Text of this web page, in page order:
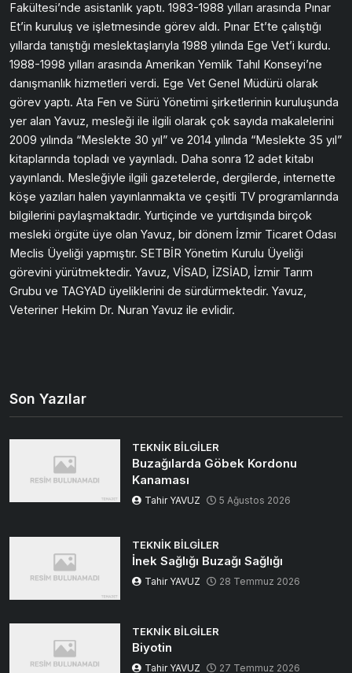
Fakültesi’nde asistanlık yaptı. 1983-1988 yılları arasında Pınar
Et’in kuruluş ve işletmesinde görev aldı. Pınar Et’te çalıştığı
yıllarda tanıştığı meslektaşlarıyla 1988 yılında Ege Vet’i kurdu.
1988-1998 yılları arasında Amerikan Yemlik Tahıl Konseyi’ne
danışmanlık hizmetleri verdi. Ege Vet Genel Müdürü olarak
görev yaptı. Ata Fen ve Sürü Yönetimi şirketlerinin kuruluşunda
yer alan Yavuz, mesleği ile ilgili olarak çok sayıda makalelerini
2009 yılında “Meslekte 30 yıl” ve 2014 yılında “Meslekte 35 yıl”
kitaplarında topladı ve yayınladı. Daha sonra 12 adet kitabı
yayınlandı. Mesleğiyle ilgili gazetelerde, dergilerde, internette
köşe yazıları halen yayınlanmakta ve çeşitli TV programlarında
bilgilerini paylaşmaktadır. Yurtiçinde ve yurtdışında birçok
mesleki örgüte üye olan Yavuz, bir dönem İzmir Ticaret Odası
Meclis Üyeliği yapmıştır. SETBİR Yönetim Kurulu Üyeliği
görevini yürütmektedir. Yavuz, VİSAD, İZSİAD, İzmir Tarım
Grubu ve TAGYAD üyeliklerini de sürdürmektedir. Yavuz,
Veteriner Hekim Dr. Nuran Yavuz ile evlidir.
Son Yazılar
TEKNIK BILGILER
Buzağılarda Göbek Kordonu
Kanaması
Tahir YAVUZ 5 Ağustos 2026
TEKNIK BILGILER
İnek Sağlığı Buzağı Sağlığı
Tahir YAVUZ 28 Temmuz 2026
TEKNIK BILGILER
Biyotin
Tahir YAVUZ 27 Temmuz 2026